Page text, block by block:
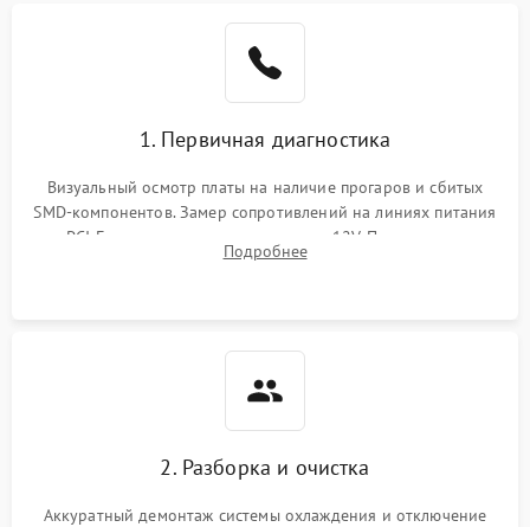
1. Первичная диагностика
Визуальный осмотр платы на наличие прогаров и сбитых
SMD-компонентов. Замер сопротивлений на линиях питания
PCI-E и дополнительных разъемах 12V. Проверка на
короткое замыкание основных дросселей питания GPU и
Подробнее
2. Разборка и очистка
Аккуратный демонтаж системы охлаждения и отключение